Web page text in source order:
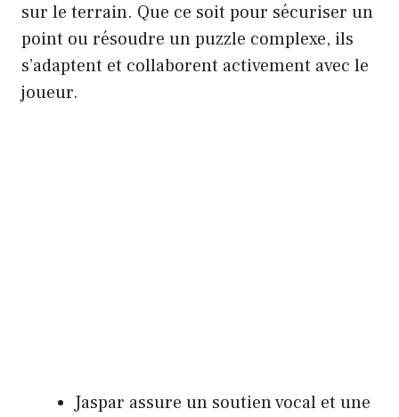
sur le terrain. Que ce soit pour sécuriser un
point ou résoudre un puzzle complexe, ils
s’adaptent et collaborent activement avec le
joueur.
Jaspar assure un soutien vocal et une